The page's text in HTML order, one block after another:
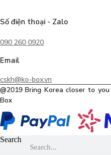
Số điện thoại - Zalo
090 260 0920
Email
cskh@ko-box.vn
@2019 Bring Korea closer to
Box
Search